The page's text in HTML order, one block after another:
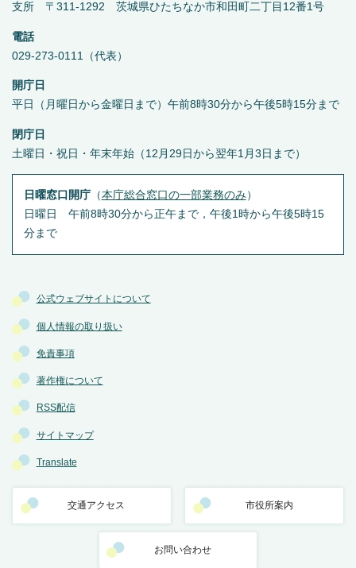
公式ウェブサイトについて
個人情報の取り扱い
免責事項
著作権について
RSS配信
サイトマップ
Translate
交通アクセス 市役所案内
お問い合わせ
支所 〒311-1292 茨城県ひたちなか市和田町二丁目12番1号
電話
029-273-0111（代表）
開庁日
平日（月曜日から金曜日まで）午前8時30分から午後5時15分まで
閉庁日
土曜日・祝日・年末年始（12月29日から翌年1月3日まで）
日曜窓口開庁（本庁総合窓口の一部業務のみ ）
日曜日 午前8時30分から正午まで，午後1時から午後5時15
分まで